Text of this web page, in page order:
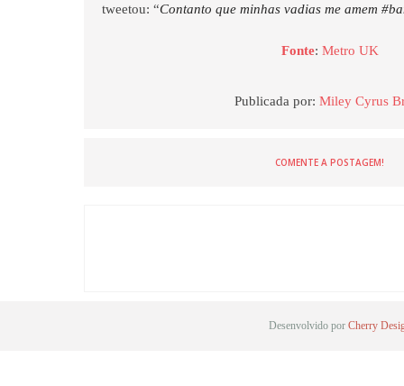
tweetou: “Contanto que minhas vadias me amem
Fonte: Metro UK
Publicada por:Miley Cyrus
COMENTE A POSTAGEM!
Desenvolvido por Cherry